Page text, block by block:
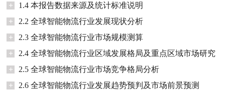
+
1.4 本报告数据来源及统计标准说明
+
2.2 全球智能物流行业发展现状分析
+
2.3 全球智能物流行业市场规模测算
+
2.4 全球智能物流行业区域发展格局及重点区域市场研究
+
2.5 全球智能物流行业市场竞争格局分析
+
2.6 全球智能物流行业发展趋势预判及市场前景预测